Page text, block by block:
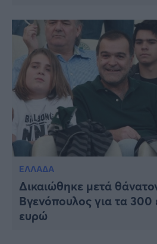
ΕΛΛΑΔΑ
Δικαιώθηκε μετά
Βγενόπουλος για τα 300
ευρώ